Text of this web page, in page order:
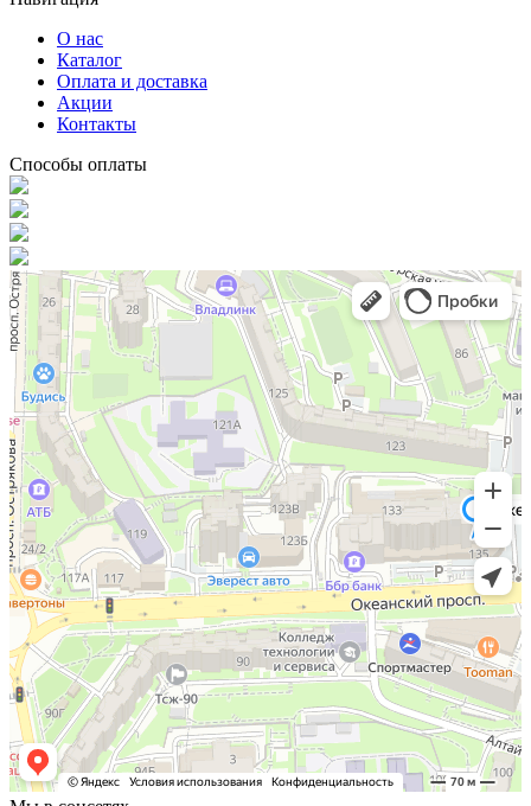
О нас
Каталог
Оплата и доставка
Акции
Контакты
Способы оплаты